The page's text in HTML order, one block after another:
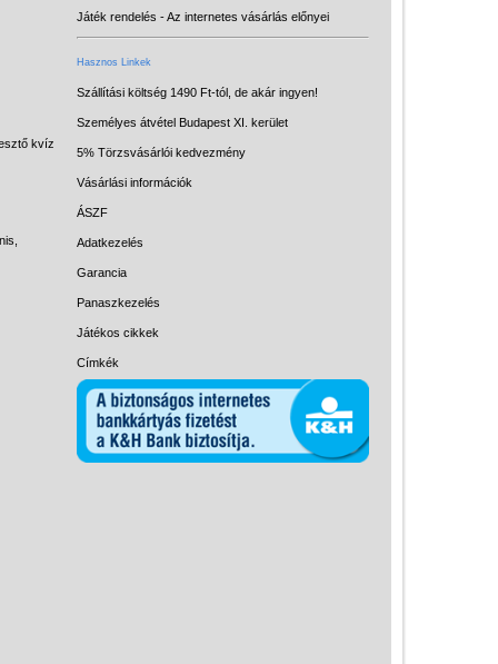
kvíz
Játék rendelés - Az internetes vásárlás előnyei
Hasznos Linkek
Szállítási költség 1490 Ft-tól, de akár ingyen!
Személyes átvétel Budapest XI. kerület
5% Törzsvásárlói kedvezmény
Vásárlási információk
ÁSZF
Adatkezelés
Garancia
Panaszkezelés
Játékos cikkek
Címkék
gyerekajándékok
LOGICO
LÜK
Papírszínház
Pixelhobby